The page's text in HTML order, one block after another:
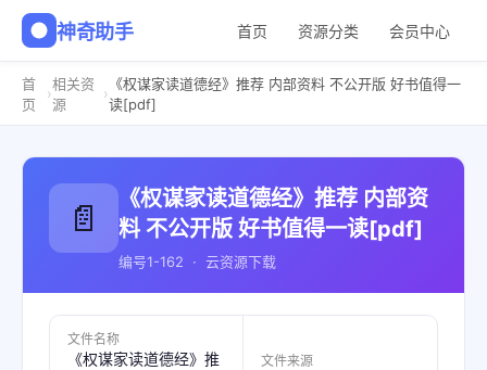
神奇助手 首页 资源分类 会员中心
首
页
›
相关资
源
›
《权谋家读道德经》推荐 内部资料 不公开版 好书值得一
读[pdf]
📄
《权谋家读道德经》推荐 内部资
料 不公开版 好书值得一读[pdf]
编号1-162 · 云资源下载
文件名称
《权谋家读道德经》推
文件来源